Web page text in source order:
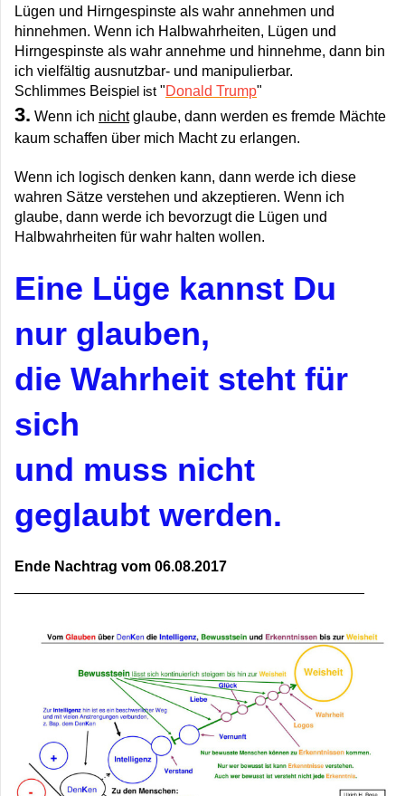
Lügen und Hirngespinste als wahr annehmen und
hinnehmen. Wenn ich Halbwahrheiten, Lügen und
Hirngespinste als wahr annehme und hinnehme, dann bin
ich vielfältig ausnutzbar- und manipulierbar.
Schlimmes Beispiel ist "Donald Trump"
3. Wenn ich nichtglaube, dann werden es fremde Mächte
kaum schaffen über mich Macht zu erlangen.
Wenn ich logisch denken kann, dann werde ich diese
wahren Sätze verstehen und akzeptieren. Wenn ich
glaube, dann werde ich bevorzugt die Lügen und
Halbwahrheiten für wahr halten wollen.
Eine Lüge kannst Du
nur glauben,
die Wahrheit steht für
sich
und muss nicht
geglaubt werden.
Ende Nachtrag vom 06.08.2017